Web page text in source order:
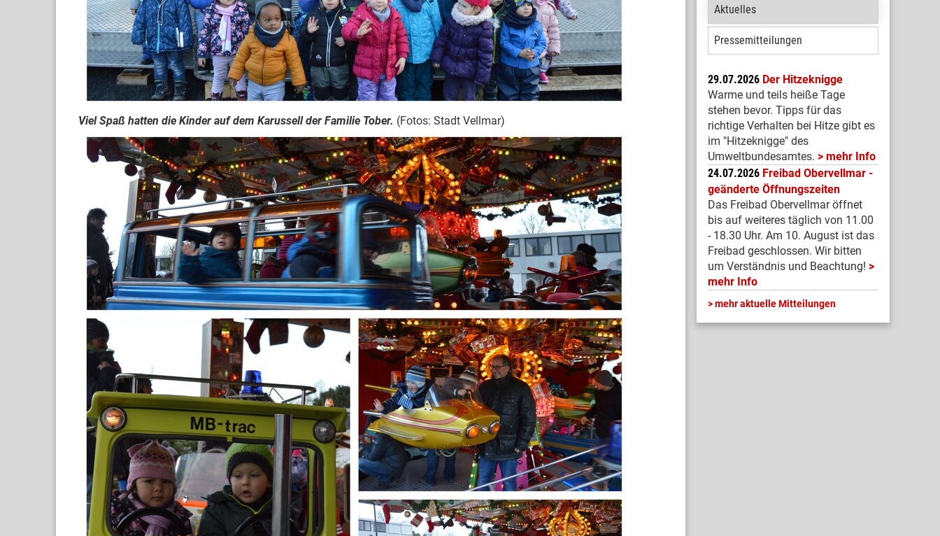
Aktuelles
Pressemitteilungen
29.07.2026 Der Hitzeknigge
Warme und teils heiße Tage
stehen bevor. Tipps für das
richtige Verhalten bei Hitze gibt es
im "Hitzeknigge" des
Umweltbundesamtes.
mehr Info
24.07.2026 Freibad Obervellmar -
geänderte Öffnungszeiten
Das Freibad Obervellmar öffnet
bis auf weiteres täglich von 11.00
- 18.30 Uhr. Am 10. August ist das
Freibad geschlossen. Wir bitten
um Verständnis und Beachtung!
mehr Info
mehr aktuelle Mitteilungen
Viel Spaß hatten die Kinder auf dem Karussell der Familie Tober. (Fotos: Stadt Vellmar)